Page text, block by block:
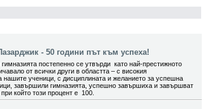
- 50 години път към успеха!
постепенно се утвърди като най-престижното
от всички други в областта – с високия
ученици, с дисциплината и желанието за успешна
завършили гимназията, успешно завършиха и завършват
който този процент е 100.